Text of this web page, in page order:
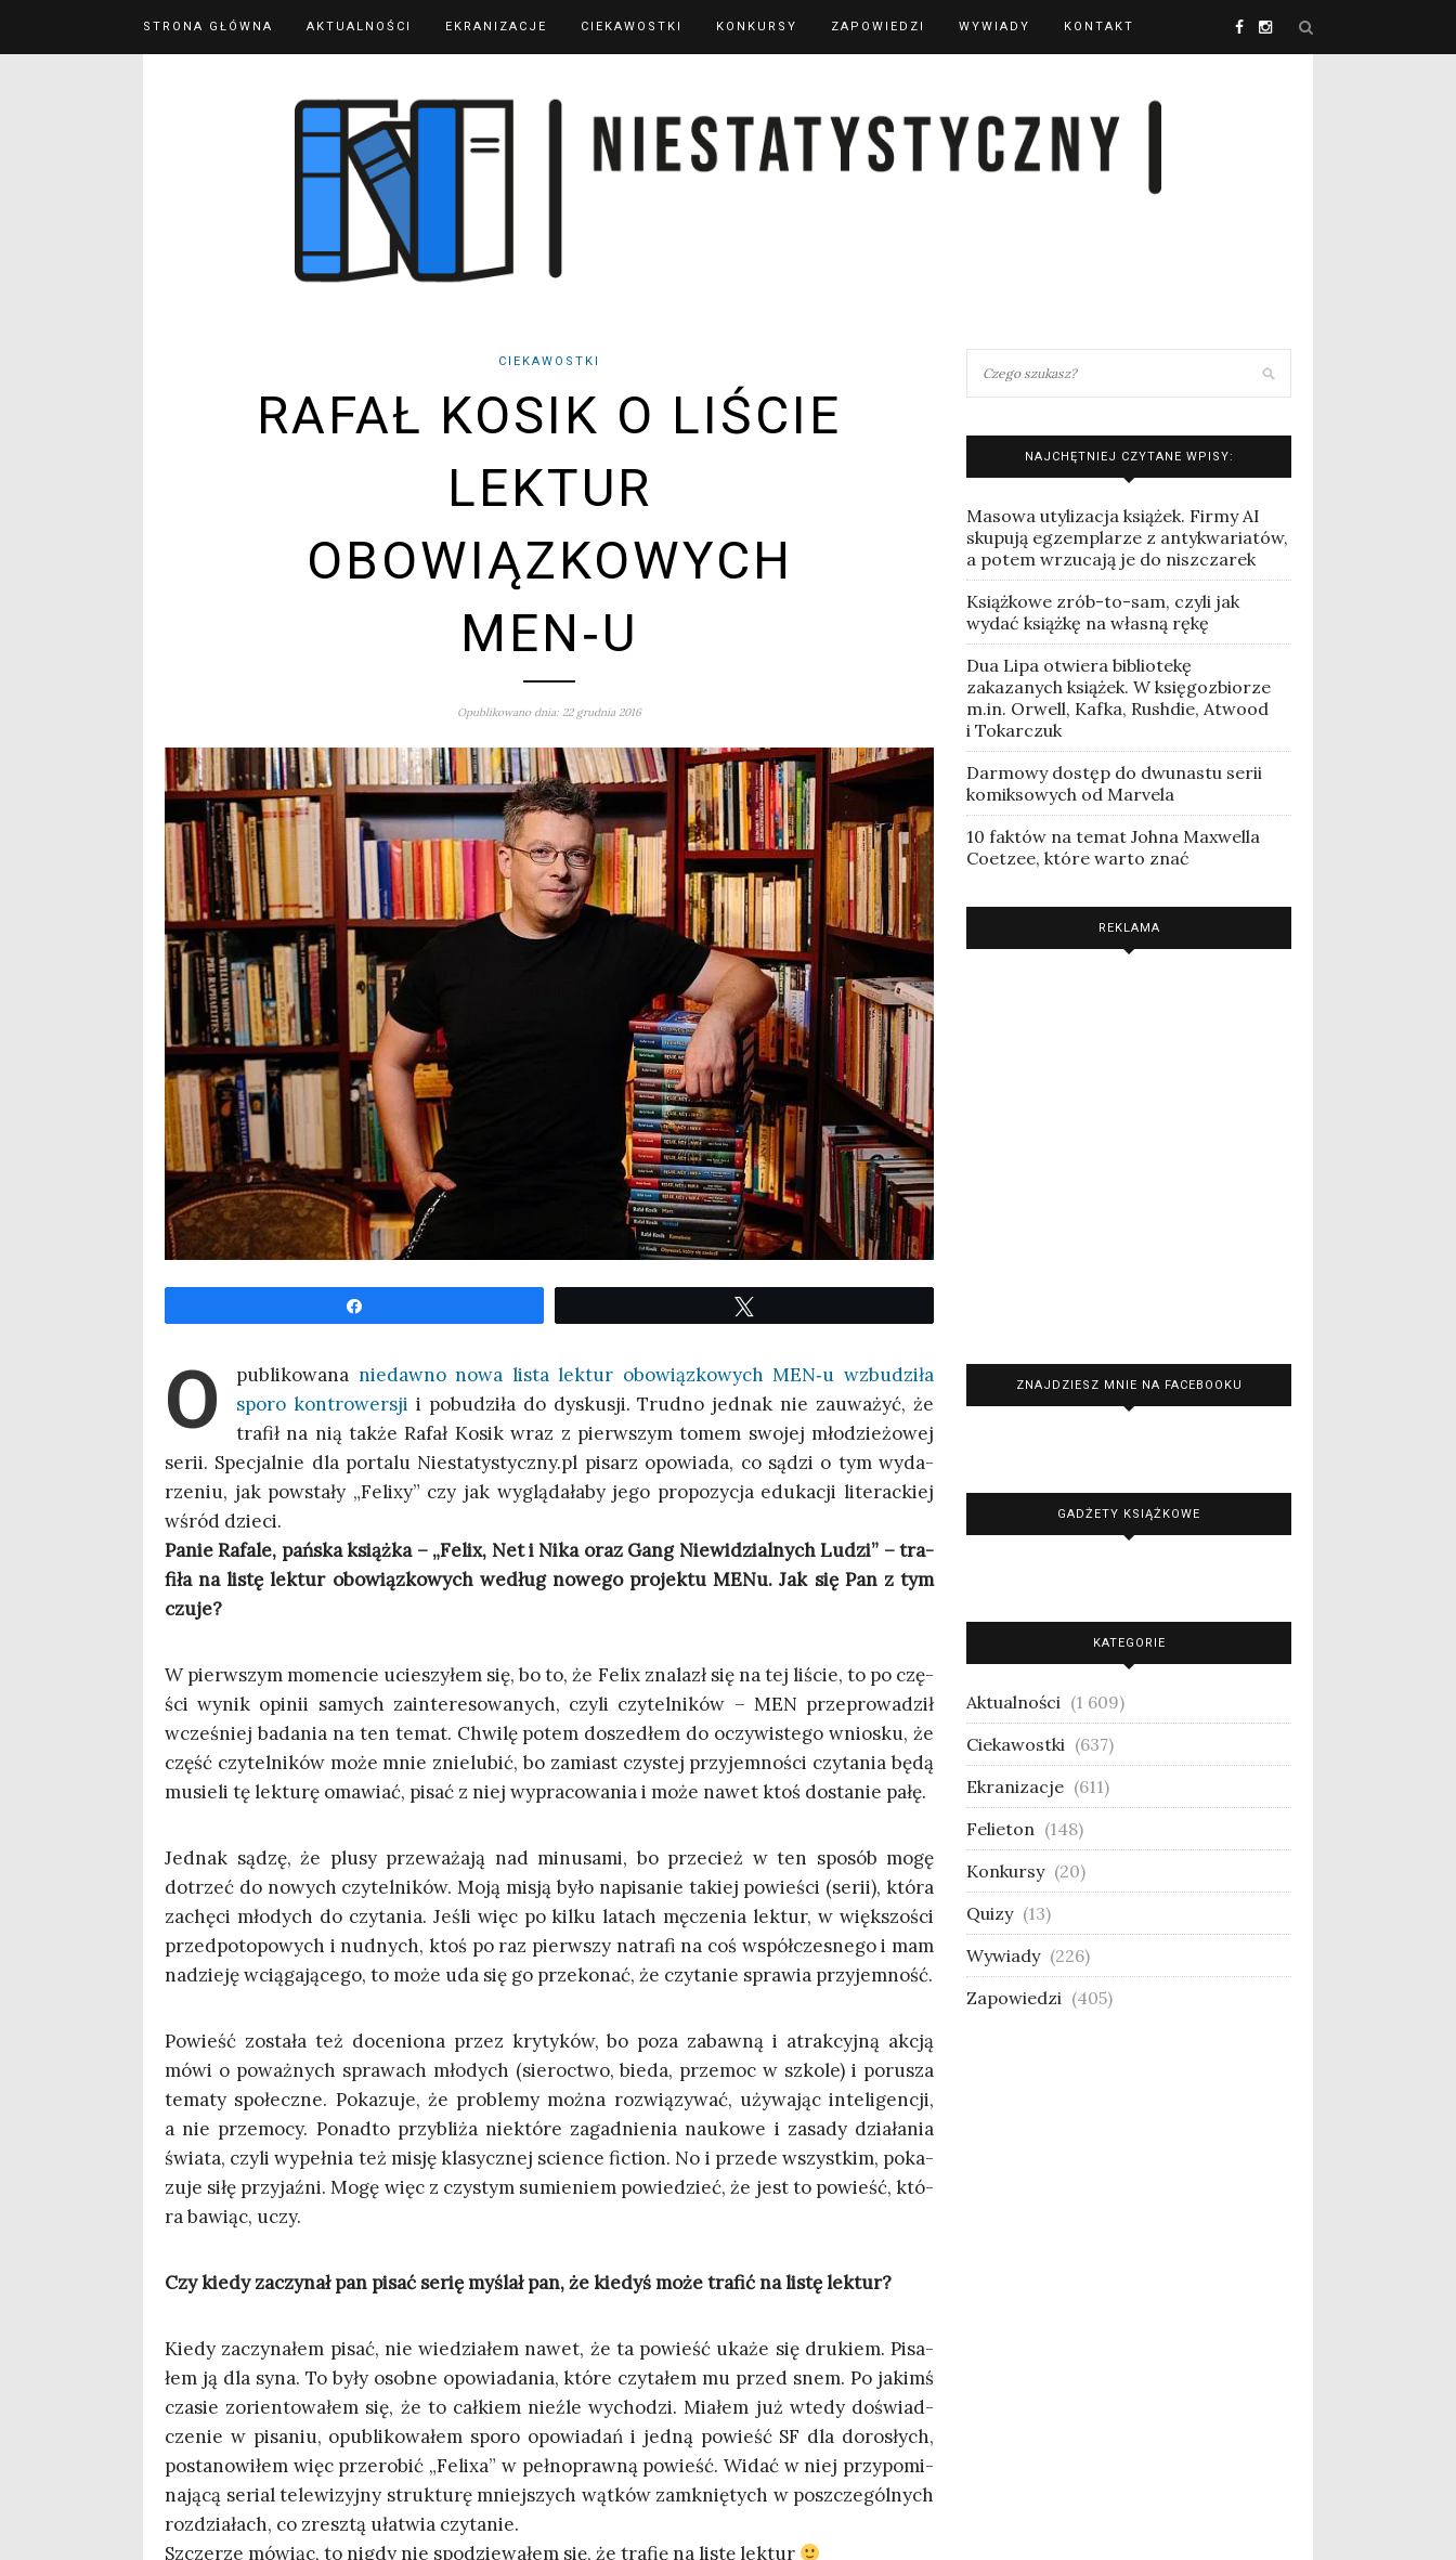
STRONA GŁÓWNA AKTUALNOŚCI EKRANIZACJE CIEKAWOSTKI KONKURSY ZAPOWIEDZI WYWIADY KONTAKT
CIEKAWOSTKI
RAFAŁ KOSIK O LIŚCIE
LEKTUR
OBOWIĄZKOWYCH
MEN‑U
Opublikowano dnia: 22 grudnia 2016
O pu­bli­ko­wa­na nie­daw­no nowa lista lek­tur obo­wiąz­ko­wych MEN‑u wzbu­dzi­ła
spo­ro kon­tro­wer­sji i pobu­dzi­ła do dys­ku­sji. Trud­no jed­nak nie zauwa­żyć, że
tra­fił na nią tak­że Rafał Kosik wraz z pierw­szym tomem swo­jej mło­dzie­żo­wej
serii. Spe­cjal­nie dla por­ta­lu Niestatystyczny.pl pisarz opo­wia­da, co sądzi o tym wyda­
rze­niu, jak powsta­ły „Feli­xy” czy jak wyglą­da­ła­by jego pro­po­zy­cja edu­ka­cji lite­rac­kiej
wśród dzieci.
Panie Rafa­le, pań­ska książ­ka – „Felix, Net i Nika oraz Gang Nie­wi­dzial­nych Ludzi” – tra­
fi­ła na listę lek­tur obo­wiąz­ko­wych według nowe­go pro­jek­tu MENu. Jak się Pan z tym
czuje?
W pierw­szym momen­cie ucie­szy­łem się, bo to, że Felix zna­lazł się na tej liście, to po czę­
ści wynik opi­nii samych zain­te­re­so­wa­nych, czy­li czy­tel­ni­ków – MEN prze­pro­wa­dził
wcze­śniej bada­nia na ten temat. Chwi­lę potem dosze­dłem do oczy­wi­ste­go wnio­sku, że
część czy­tel­ni­ków może mnie znie­lu­bić, bo zamiast czy­stej przy­jem­no­ści czy­ta­nia będą
musie­li tę lek­tu­rę oma­wiać, pisać z niej wypra­co­wa­nia i może nawet ktoś dosta­nie pałę.
Jed­nak sądzę, że plu­sy prze­wa­ża­ją nad minu­sa­mi, bo prze­cież w ten spo­sób mogę
dotrzeć do nowych czy­tel­ni­ków. Moją misją było napi­sa­nie takiej powie­ści (serii), któ­ra
zachę­ci mło­dych do czy­ta­nia. Jeśli więc po kil­ku latach męcze­nia lek­tur, w więk­szo­ści
przed­po­to­po­wych i nud­nych, ktoś po raz pierw­szy natra­fi na coś współ­cze­sne­go i mam
nadzie­ję wcią­ga­ją­ce­go, to może uda się go prze­ko­nać, że czy­ta­nie spra­wia przyjemność.
Powieść zosta­ła też doce­nio­na przez kry­ty­ków, bo poza zabaw­ną i atrak­cyj­ną akcją
mówi o poważ­nych spra­wach mło­dych (sie­roc­two, bie­da, prze­moc w szko­le) i poru­sza
tema­ty spo­łecz­ne. Poka­zu­je, że pro­ble­my moż­na roz­wią­zy­wać, uży­wa­jąc inte­li­gen­cji,
a nie prze­mo­cy. Ponad­to przy­bli­ża nie­któ­re zagad­nie­nia nauko­we i zasa­dy dzia­ła­nia
świa­ta, czy­li wypeł­nia też misję kla­sycz­nej scien­ce fic­tion. No i przede wszyst­kim, poka­
zu­je siłę przy­jaź­ni. Mogę więc z czy­stym sumie­niem powie­dzieć, że jest to powieść, któ­
ra bawiąc, uczy.
Czy kie­dy zaczy­nał pan pisać serię myślał pan, że kie­dyś może tra­fić na listę lektur?
Kie­dy zaczy­na­łem pisać, nie wie­dzia­łem nawet, że ta powieść uka­że się dru­kiem. Pisa­
łem ją dla syna. To były osob­ne opo­wia­da­nia, któ­re czy­ta­łem mu przed snem. Po jakimś
cza­sie zorien­to­wa­łem się, że to cał­kiem nie­źle wycho­dzi. Mia­łem już wte­dy doświad­
cze­nie w pisa­niu, opu­bli­ko­wa­łem spo­ro opo­wia­dań i jed­ną powieść SF dla doro­słych,
posta­no­wi­łem więc prze­ro­bić „Feli­xa” w peł­no­praw­ną powieść. Widać w niej przy­po­mi­
na­ją­cą serial tele­wi­zyj­ny struk­tu­rę mniej­szych wąt­ków zamknię­tych w poszcze­gól­nych
roz­dzia­łach, co zresz­tą uła­twia czytanie.
Szcze­rze mówiąc, to nigdy nie spo­dzie­wa­łem się, że tra­fię na listę lektur
NAJCHĘTNIEJ CZYTANE WPISY:
Masowa utylizacja książek. Firmy AI
skupują egzemplarze z antykwariatów,
a potem wrzucają je do niszczarek
Książkowe zrób-to-sam, czyli jak
wydać książkę na własną rękę
Dua Lipa otwiera bibliotekę
zakazanych książek. W księgozbiorze
m.in. Orwell, Kafka, Rushdie, Atwood
i Tokarczuk
Darmowy dostęp do dwunastu serii
komiksowych od Marvela
10 faktów na temat Johna Maxwella
Coetzee, które warto znać
REKLAMA
ZNAJDZIESZ MNIE NA FACEBOOKU
GADŻETY KSIĄŻKOWE
KATEGORIE
Aktualności (1 609)
Ciekawostki (637)
Ekranizacje (611)
Felieton (148)
Konkursy (20)
Quizy (13)
Wywiady (226)
Zapowiedzi (405)